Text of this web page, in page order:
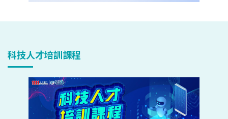
科技人才培訓課程